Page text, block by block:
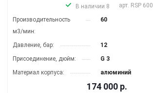
В наличии 8 арт. RSP 600
Производитель­ность
м3/мин:
60
Давление, бар:
12
Присоединение, дюйм:
G 3
Материал корпуса:
алюминий
174 000 р.